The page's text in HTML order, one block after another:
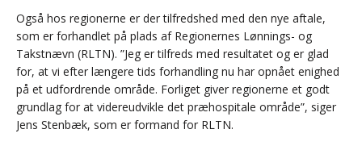
Også hos regionerne er der tilfredshed med den nye aftale,
som er forhandlet på plads af Regionernes Lønnings- og
Takstnævn (RLTN). ”Jeg er tilfreds med resultatet og er glad
for, at vi efter længere tids forhandling nu har opnået enighed
på et udfordrende område. Forliget giver regionerne et godt
grundlag for at videreudvikle det præhospitale område”, siger
Jens Stenbæk, som er formand for RLTN.